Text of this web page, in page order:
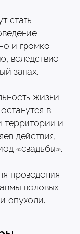
стать
и громко
вследствие
запах.
жизни
в
территории и
действия,
«свадьбы».
проведения
половых
опухоли.